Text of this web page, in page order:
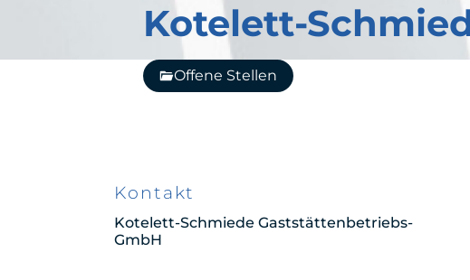
Kotelett-
Offene Stellen
Kontakt
Kotelett-Schmiede Gaststättenbetriebs-
GmbH